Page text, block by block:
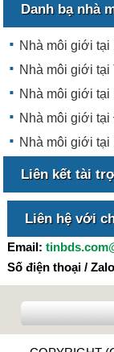
Danh bạ nhà
Nhà môi giới tại
Nhà môi giới tại
Nhà môi giới
Nhà môi giới
Nhà môi giới tại
Liên kết tài
Liên hệ với
Email:
Số điện thoại /